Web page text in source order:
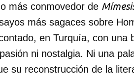
más conmovedor de
más sagaces sobre
en Turquía, con una
ni nostalgia. Ni una
su reconstrucción de la